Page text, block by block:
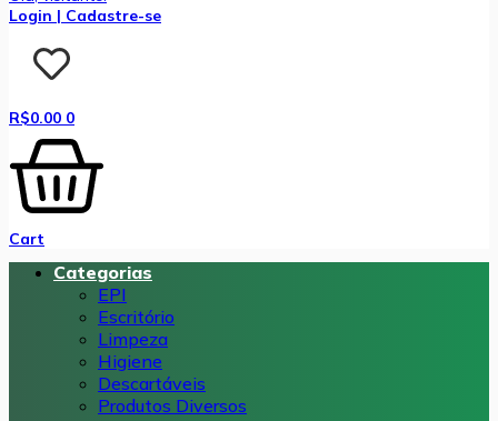
Login | Cadastre-se
R$0.00 0
Cart
Categorias
EPI
Escritório
Limpeza
Higiene
Descartáveis
Produtos Diversos